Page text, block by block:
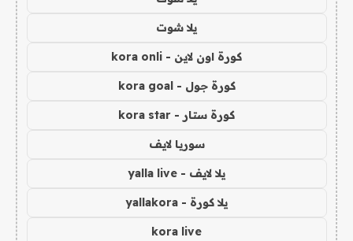
يلا شوت
كورة اون لاين - kora onli
كورة جول - kora goal
كورة ستار - kora star
سوريا لايف
يلا لايف - yalla live
يلا كورة - yallakora
kora live